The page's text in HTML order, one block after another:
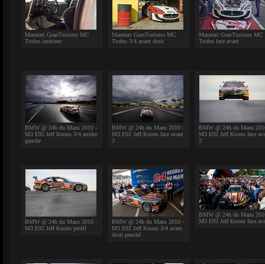
Maserati GranTurismo MC
Trofeo intérieur
Maserati GranTurismo MC
Trofeo 3/4 avant droit
Maserati GranTurismo MC
Trofeo face avant
BMW @ 24h du Mans 2010 -
M3 E92 Jeff Koons 3/4 arrière
gauche
BMW @ 24h du Mans 2010 -
M3 E92 Jeff Koons face avant
3
BMW @ 24h du Mans
M3 E92 Jeff Koons face
2
BMW @ 24h du Mans 2010 -
M3 E92 Jeff Koons profil
BMW @ 24h du Mans 2010 -
M3 E92 Jeff Koons 3/4 avant
droit penché
BMW @ 24h du Mans
M3 E92 Jeff Koons face